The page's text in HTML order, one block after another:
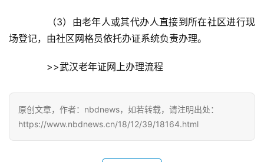
页
（3）由老年人或其代办人直接到所在社区进行现
场登记，由社区网格员依托办证系统负责办理。
>>武汉老年证网上办理流程
原创文章，作者：nbdnews，如若转载，请注明出处：
https://www.nbdnews.cn/18/12/39/18164.html